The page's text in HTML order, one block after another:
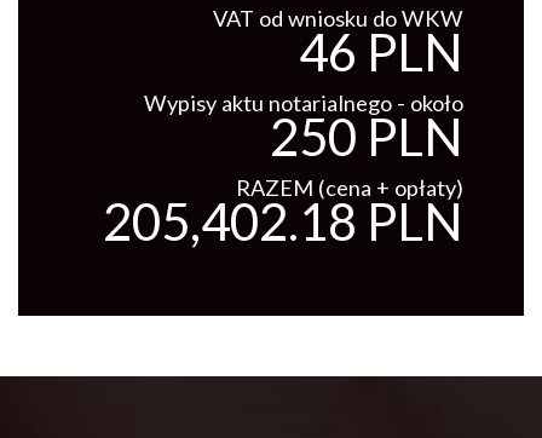
VAT od wniosku do WKW
46 PLN
Wypisy aktu notarialnego - około
250 PLN
RAZEM (cena + opłaty)
205,402.18 PLN